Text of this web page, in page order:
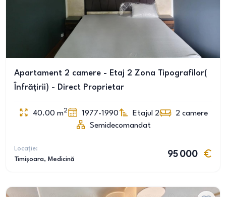
Apartament 2 camere - Etaj 2 Zona Tipografilor(
Înfrățirii) - Direct Proprietar
40.00 m2 1977-1990 Etajul 2 2 camere
Semidecomandat
Locație:
Timișoara, Medicină
95 000